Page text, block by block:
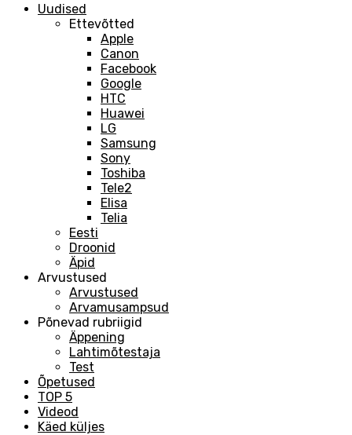
Uudised
Ettevõtted
Apple
Canon
Facebook
Google
HTC
Huawei
LG
Samsung
Sony
Toshiba
Tele2
Elisa
Telia
Eesti
Droonid
Äpid
Arvustused
Arvustused
Arvamusampsud
Põnevad rubriigid
Äppening
Lahtimõtestaja
Test
Õpetused
TOP 5
Videod
Käed küljes